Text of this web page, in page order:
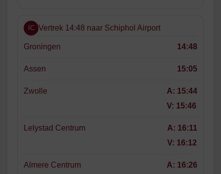
IC Vertrek 14:48 naar Schiphol Airport
Groningen 14:48
Assen 15:05
Zwolle A: 15:44
V: 15:46
Lelystad Centrum A: 16:11
V: 16:12
Almere Centrum A: 16:26